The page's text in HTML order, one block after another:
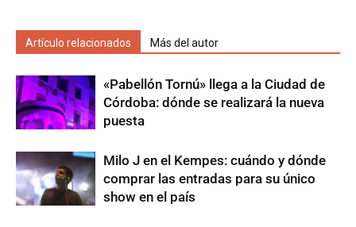
Artículo relacionados Más del autor
«Pabellón Tornú» llega a la Ciudad de
Córdoba: dónde se realizará la nueva
puesta
Milo J en el Kempes: cuándo y dónde
comprar las entradas para su único
show en el país